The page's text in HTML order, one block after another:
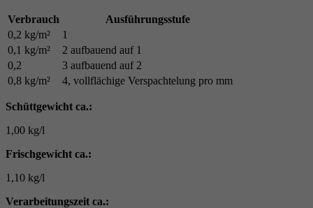
Verbrauch
Ausführungsstufe
0,2 kg/m²
1
0,1 kg/m²
2 aufbauend auf 1
0,2
3 aufbauend auf 2
0,8 kg/m²
4, vollflächige Verspachtelung pro mm
Schüttgewicht ca.:
1,00 kg/l
Frischgewicht ca.:
1,10 kg/l
Verarbeitungszeit ca.: